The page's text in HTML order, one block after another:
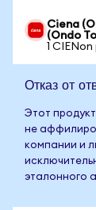
Ciena
(Ondo
1
Отказ от
Этот
не
компании и
эталонного